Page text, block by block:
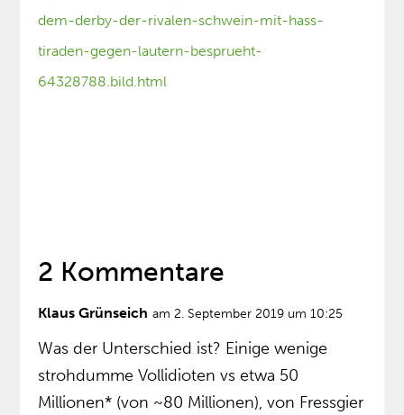
dem-derby-der-rivalen-schwein-mit-hass-
tiraden-gegen-lautern-besprueht-
64328788.bild.html
2 Kommentare
Klaus Grünseich am 2. September 2019 um 10:25
Was der Unterschied ist? Einige wenige
strohdumme Vollidioten vs etwa 50
Millionen* (von ~80 Millionen), von Fressgier